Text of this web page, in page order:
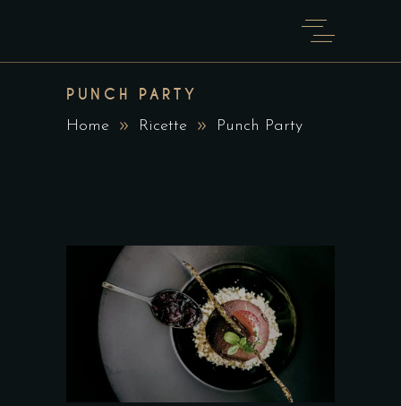
PUNCH PARTY
Home Ricette Punch Party